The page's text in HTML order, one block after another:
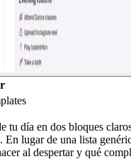
tu día en dos bloques
En lugar de una lista
al despertar y qué